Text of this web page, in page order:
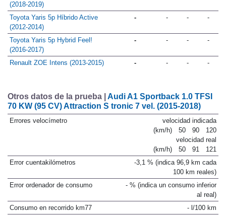
(2018-2019)
Toyota Yaris 5p Híbrido Active
(2012-2014)
- - - -
Toyota Yaris 5p Hybrid Feel!
(2016-2017)
- - - -
Renault ZOE Intens (2013-2015) - - - -
Otros datos de la prueba |Audi A1 Sportback 1.0 TFSI
70 KW (95 CV) Attraction S tronic 7 vel. (2015-2018)
Errores velocímetro
velocidad indicada
(km/h)
50 90
120
velocidad real
(km/h)
50 91
121
Error cuentakilómetros
-3,1 % (indica 96,9 km cada
100 km reales)
Error ordenador de consumo
- % (indica un consumo inferior
al real)
Consumo en recorrido km77
- l/100 km